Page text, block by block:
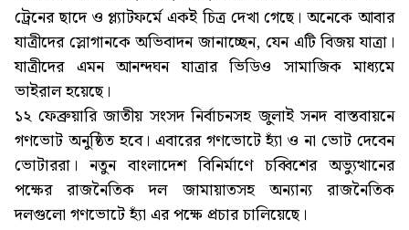
ট্রেনের ছাদে ও প্ল্যাটফর্মে একই চিত্র দেখা গেছে। অনেকে আবার
যাত্রীদের স্লোগানকে অভিবাদন জানাচ্ছেন, যেন এটি বিজয় যাত্রা।
যাত্রীদের এমন আনন্দঘন যাত্রার ভিডিও সামাজিক মাধ্যমে
ভাইরাল হয়েছে।
১২ ফেব্রুয়ারি জাতীয় সংসদ নির্বাচনসহ জুলাই সনদ বাস্তবায়নে
গণভোট অনুষ্ঠিত হবে। এবারের গণভোটে হ্যাঁ ও না ভোট দেবেন
ভোটাররা। নতুন বাংলাদেশ বিনির্মাণে চব্বিশের অভ্যুত্থানের
পক্ষের রাজনৈতিক দল জামায়াতসহ অন্যান্য রাজনৈতিক
দলগুলো গণভোটে হ্যাঁ এর পক্ষে প্রচার চালিয়েছে।